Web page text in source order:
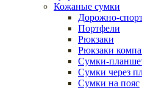
Кожаные сумки
Дорожно-
Портфели
Рюкзаки
Рюкзаки
Сумки-
Сумки через
Сумки на пояс